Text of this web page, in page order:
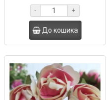
- +
До кошика